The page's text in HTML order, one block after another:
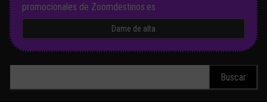
promocionales de Zoomdestinos.es